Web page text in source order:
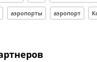
аэропорты аэропорт